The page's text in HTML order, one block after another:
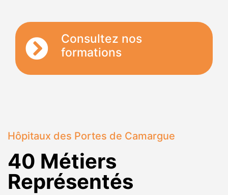
Consultez nos
formations
Hôpitaux des Portes de Camargue
40 Métiers
Représentés